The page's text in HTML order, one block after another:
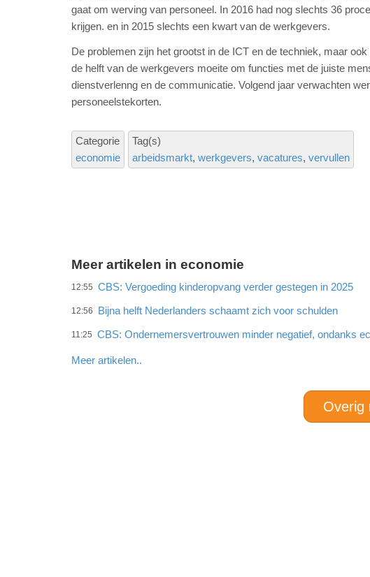
gaat om werving van personeel. In 2016 had nog slechts 36
krijgen. en in 2015 slechts een kwart van de werkgevers.
De problemen zijn het grootst in de ICT en de techniek, maar
de helft van de werkgevers moeite om functies met de juiste
dienstverlenng en de communicatie. Volgend jaar verwachten
personeelstekorten.
Categorie
economie
Tag(s)
arbeidsmarkt werkgevers vacatures vervullen
Meer artikelen in economie
12:55 CBS: Vergoeding kinderopvang verder gestegen in 2025
12:56 Bijna helft Nederlanders schaamt zich voor schulden
11:25 CBS: Ondernemersvertrouwen minder negatief, ondanks
Meer artikelen..
Overig